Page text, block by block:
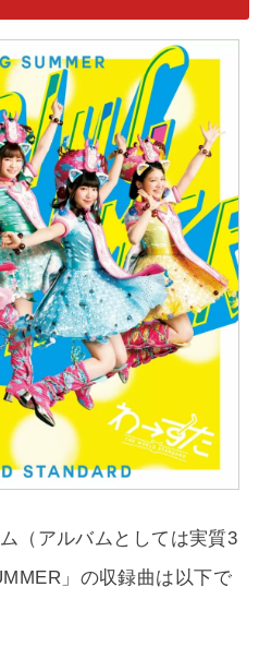
（アルバムとしては実質3
」の収録曲は以下で